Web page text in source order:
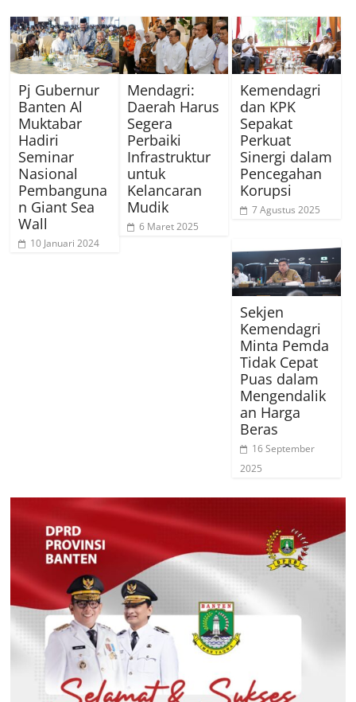
Pj Gubernur
Banten Al
Muktabar
Hadiri
Seminar
Nasional
Pembanguna
n Giant Sea
Wall
10 Januari 2024
Mendagri:
Daerah Harus
Segera
Perbaiki
Infrastruktur
untuk
Kelancaran
Mudik
6 Maret 2025
Kemendagri
dan KPK
Sepakat
Perkuat
Sinergi dalam
Pencegahan
Korupsi
7 Agustus 2025
Sekjen
Kemendagri
Minta Pemda
Tidak Cepat
Puas dalam
Mengendalik
an Harga
Beras
16 September
2025